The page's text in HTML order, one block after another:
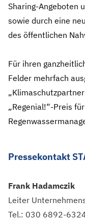
Sharing‑Angeboten
sowie durch eine
des öffentlichen
Für ihren
Felder mehrfach
„Regenial!“-Preis
Pressekontakt
Frank Hadamczik
Leiter
Tel.: 030 6892-